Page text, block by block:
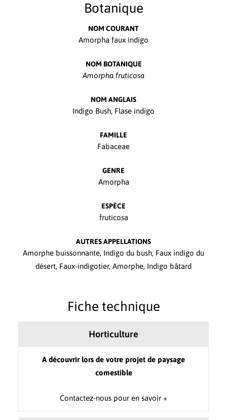
Botanique
NOM COURANT
Amorpha faux indigo
NOM BOTANIQUE
Amorpha fruticosa
NOM ANGLAIS
Indigo Bush, Flase indigo
FAMILLE
Fabaceae
GENRE
Amorpha
ESPÈCE
fruticosa
AUTRES APPELLATIONS
Amorphe buissonnante, Indigo du bush, Faux indigo du
désert, Faux-indigotier, Amorphe, Indigo bâtard
Fiche technique
Horticulture
A découvrir lors de votre projet de paysage
comestible
Contactez-nous pour en savoir +